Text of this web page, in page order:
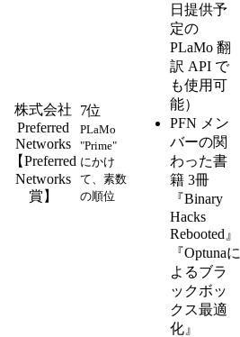
株式会社
Preferred
Networks
【Preferred
Networks
賞】
7位
PLaMo
"Prime"
にかけ
て、素数
の順位
日提供予
定の
PLaMo 翻
訳 API で
も使用可
能）
PFN メン
バーの関
わった書
籍 3冊
『Binary
Hacks
Rebooted』
『Optunaに
よるブラ
ックボッ
クス最適
化』